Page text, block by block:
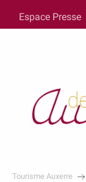
contenu
principal
Espace Presse
Tourisme Auxerre